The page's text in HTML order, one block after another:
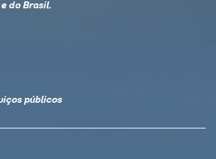
do Brasil.
públicos